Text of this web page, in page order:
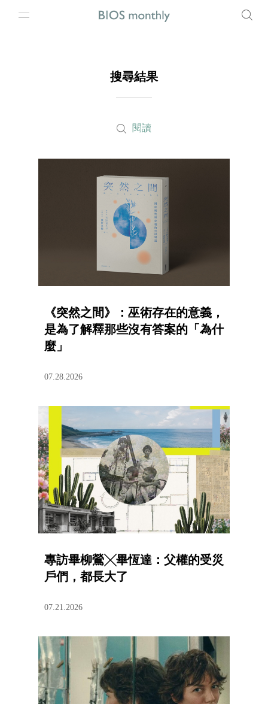
搜尋結果
閱讀
《突然之間》：巫術存在的意義，
是為了解釋那些沒有答案的「為什
麼」
07.28.2026
專訪畢柳鶯╳畢恆達：父權的受災
戶們，都長大了
07.21.2026